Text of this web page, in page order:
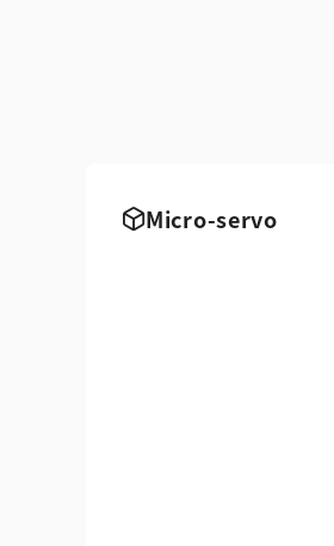
Micro-servo